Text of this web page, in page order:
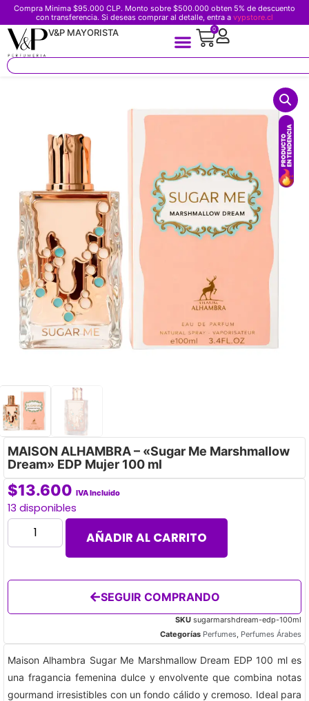
Compra Minima $95.000 CLP. Monto sobre $500.000 obten 5% de descuento
con transferencia. Si deseas comprar al detalle, entra a vypstore.cl
V&P MAYORISTA 0
MAISON ALHAMBRA – «Sugar Me Marshmallow
Dream» EDP Mujer 100 ml
$13.600 IVA Incluido
13 disponibles
AÑADIR AL CARRITO
SEGUIR COMPRANDO
SKU sugarmarshdream-edp-100ml
Categorías Perfumes, Perfumes Árabes
Maison Alhambra Sugar Me Marshmallow Dream EDP 100 ml es
una fragancia femenina dulce y envolvente que combina notas
gourmand irresistibles con un fondo cálido y cremoso. Ideal para